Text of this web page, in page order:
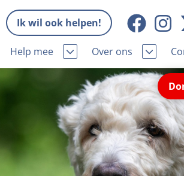
Ik wil ook helpen!
Help mee Over ons
Missie en visie
Wat wij doen
Onze organisatie
Samenwerking
Pers
Nieuws